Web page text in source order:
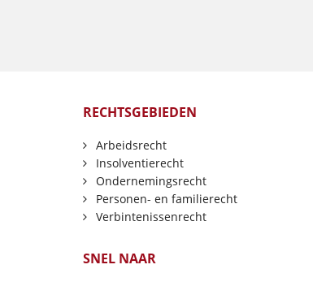
RECHTSGEBIEDEN
Arbeidsrecht
Insolventierecht
Ondernemingsrecht
Personen- en familierecht
Verbintenissenrecht
SNEL NAAR